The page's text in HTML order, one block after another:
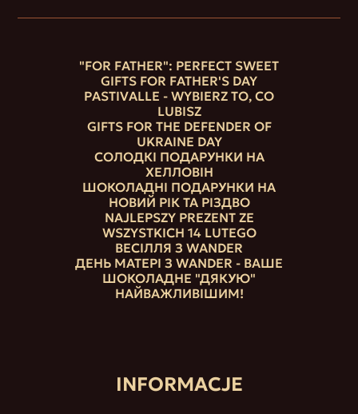
"FOR FATHER": PERFECT SWEET
GIFTS FOR FATHER'S DAY
PASTIVALLE - WYBIERZ TO, CO
LUBISZ
GIFTS FOR THE DEFENDER OF
UKRAINE DAY
СОЛОДКІ ПОДАРУНКИ НА
ХЕЛЛОВІН
ШОКОЛАДНІ ПОДАРУНКИ НА
НОВИЙ РІК ТА РІЗДВО
NAJLEPSZY PREZENT ZE
WSZYSTKICH 14 LUTEGO
ВЕСІЛЛЯ З WANDER
ДЕНЬ МАТЕРІ З WANDER - ВАШЕ
ШОКОЛАДНЕ "ДЯКУЮ"
НАЙВАЖЛИВІШИМ!
INFORMACJE